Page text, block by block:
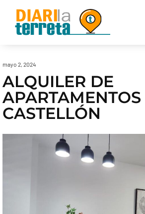
mayo 2, 2024
ALQUILER DE
APARTAMENTOS
CASTELLÓN